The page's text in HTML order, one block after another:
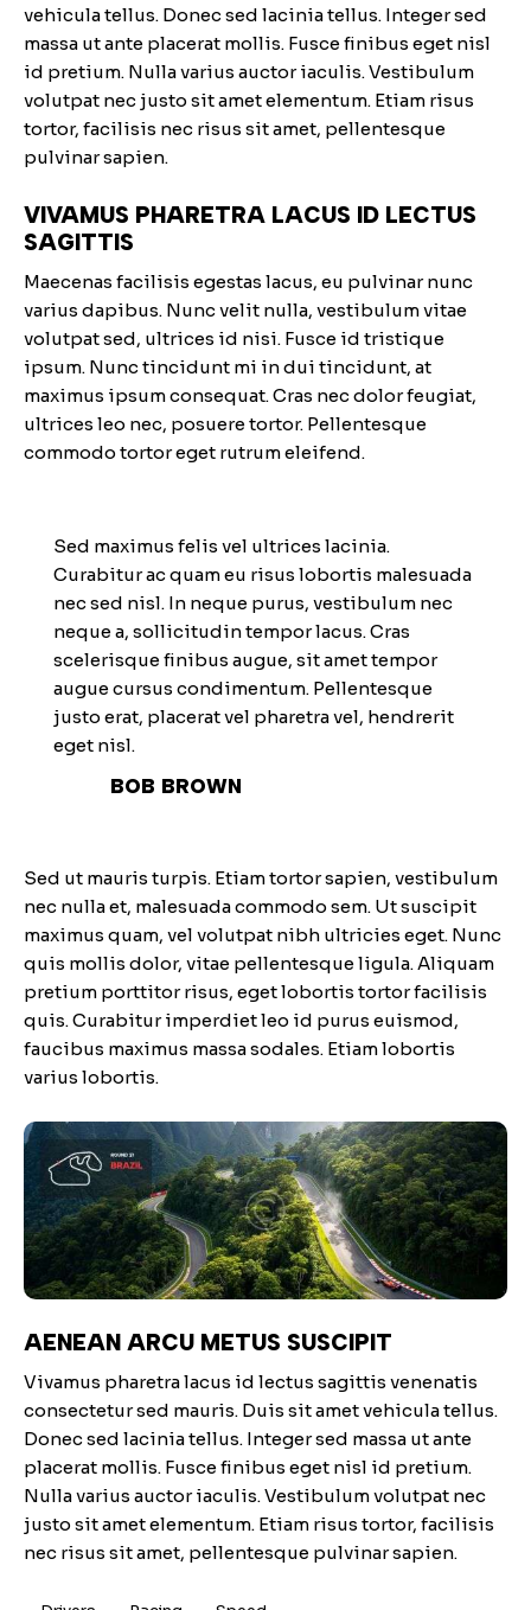
vehicula tellus. Donec sed lacinia tellus. Integer sed
massa ut ante placerat mollis. Fusce finibus eget nisl
id pretium. Nulla varius auctor iaculis. Vestibulum
volutpat nec justo sit amet elementum. Etiam risus
tortor, facilisis nec risus sit amet, pellentesque
pulvinar sapien.
VIVAMUS PHARETRA LACUS ID LECTUS
SAGITTIS
Maecenas facilisis egestas lacus, eu pulvinar nunc
varius dapibus. Nunc velit nulla, vestibulum vitae
volutpat sed, ultrices id nisi. Fusce id tristique
ipsum. Nunc tincidunt mi in dui tincidunt, at
maximus ipsum consequat. Cras nec dolor feugiat,
ultrices leo nec, posuere tortor. Pellentesque
commodo tortor eget rutrum eleifend.
Sed maximus felis vel ultrices lacinia.
Curabitur ac quam eu risus lobortis malesuada
nec sed nisl. In neque purus, vestibulum nec
neque a, sollicitudin tempor lacus. Cras
scelerisque finibus augue, sit amet tempor
augue cursus condimentum. Pellentesque
justo erat, placerat vel pharetra vel, hendrerit
eget nisl.
BOB BROWN
Sed ut mauris turpis. Etiam tortor sapien, vestibulum
nec nulla et, malesuada commodo sem. Ut suscipit
maximus quam, vel volutpat nibh ultricies eget. Nunc
quis mollis dolor, vitae pellentesque ligula. Aliquam
pretium porttitor risus, eget lobortis tortor facilisis
quis. Curabitur imperdiet leo id purus euismod,
faucibus maximus massa sodales. Etiam lobortis
varius lobortis.
AENEAN ARCU METUS SUSCIPIT
Vivamus pharetra lacus id lectus sagittis venenatis
consectetur sed mauris. Duis sit amet vehicula tellus.
Donec sed lacinia tellus. Integer sed massa ut ante
placerat mollis. Fusce finibus eget nisl id pretium.
Nulla varius auctor iaculis. Vestibulum volutpat nec
justo sit amet elementum. Etiam risus tortor, facilisis
nec risus sit amet, pellentesque pulvinar sapien.